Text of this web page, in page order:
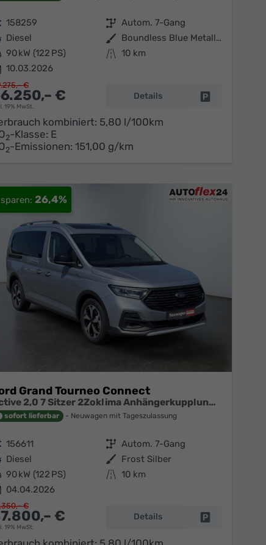
158259 Getriebe Autom. 7-Gang
Diesel Außenfarbe
Boundless Blue Metallic
90 kW (122 PS) Kilometerstand 10 km
10.03.2026
€
19% MwSt.
€
Details
kombiniert: 5,80 l/100km
2-Klasse: E
2-Emissionen: 151,00 g/km
26,4%
Grand Tourneo Connect
Active 2,0 7 Sitzer 2Zoklima Anhängerkupplung Panoramadach AGR Sitze Sitzheizung Einparkhilfe Kamera 17 Zoll Leichtmetall ACC
sofort lieferbar Neuwagen mit Tageszulassung
156611 Getriebe Autom. 7-Gang
Diesel Außenfarbe Frost Silber
90 kW (122 PS) Kilometerstand 10 km
04.04.2026
€
19% MwSt.
€
Details